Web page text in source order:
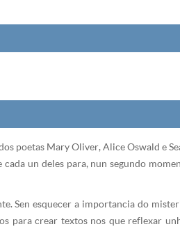
poetas Mary Oliver, Alice Oswald e
un deles para, nun segundo
Sen esquecer a importancia do
para crear textos nos que reflexar